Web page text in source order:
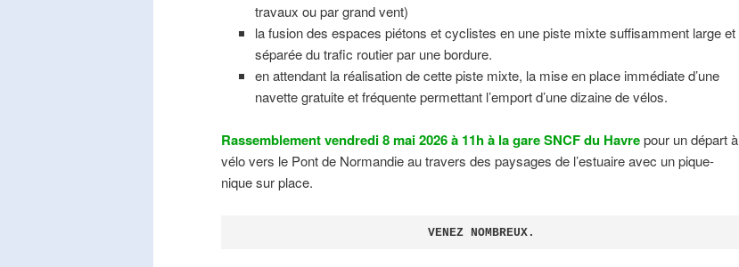
travaux ou par grand vent)
la fusion des espaces piétons et cyclistes en une piste mixte suffisamment large et
séparée du trafic routier par une bordure.
en attendant la réalisation de cette piste mixte, la mise en place immédiate d’une
navette gratuite et fréquente permettant l’emport d’une dizaine de vélos.
Rassemblement vendredi 8 mai 2026 à 11h à la gare SNCF du Havrepour un départ à
vélo vers le Pont de Normandie au travers des paysages de l’estuaire avec un pique-
nique sur place.
VENEZ NOMBREUX.